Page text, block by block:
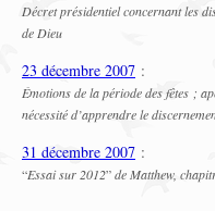
Décret présidentiel concernant les
de Dieu
23 décembre 2007 :
Émotions de la période des fêtes ;
nécessité d’apprendre le
31 décembre 2007 :
“Essai sur 2012”de Matthew,